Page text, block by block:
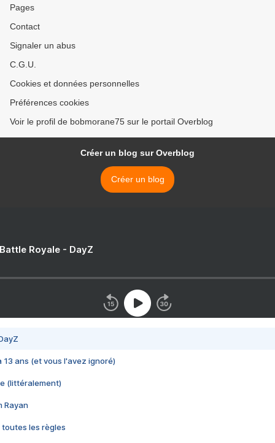
Pages
Contact
Signaler un abus
C.G.U.
Cookies et données personnelles
Préférences cookies
Voir le profil de bobmorane75 sur le portail Overblog
Créer un blog sur Overblog
Créer un blog
Royale - DayZ
13 ans (et vous l'avez ignoré)
(littéralement)
Rayan
toutes les règles